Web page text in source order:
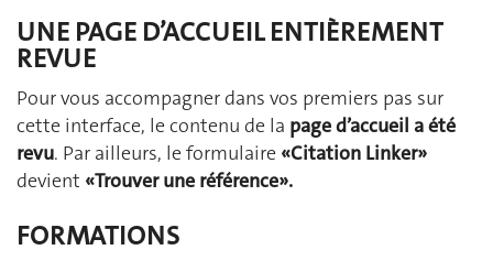
UNE PAGE D’ACCUEIL ENTIÈREMENT
REVUE
Pour vous accompagner dans vos premiers pas sur
cette interface, le contenu de la page d’accueil a été
revu. Par ailleurs, le formulaire «Citation Linker»
devient «Trouver une référence».
FORMATIONS